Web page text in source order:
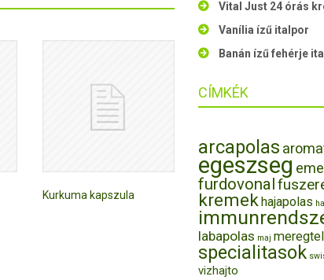
Kurkuma kapszula
Vital Just 24 órás
Vanília ízű italpor
Banán ízű fehérje
CÍMKÉK
arcapolas
egeszseg
furdovonal
kremek hajapolas
labapolas maj
specialitasok
vizhajto